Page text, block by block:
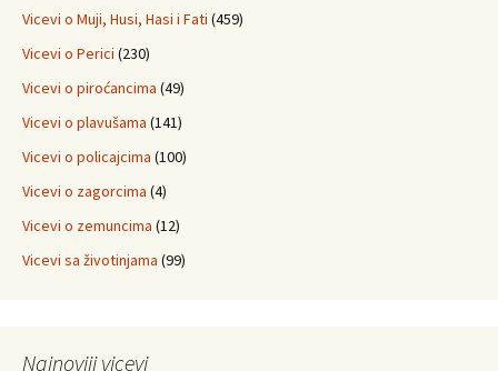
Vicevi o Muji, Husi, Hasi i Fati (459)
Vicevi o Perici (230)
Vicevi o piroćancima (49)
Vicevi o plavušama (141)
Vicevi o policajcima (100)
Vicevi o zagorcima (4)
Vicevi o zemuncima (12)
Vicevi sa životinjama (99)
Najnoviji vicevi